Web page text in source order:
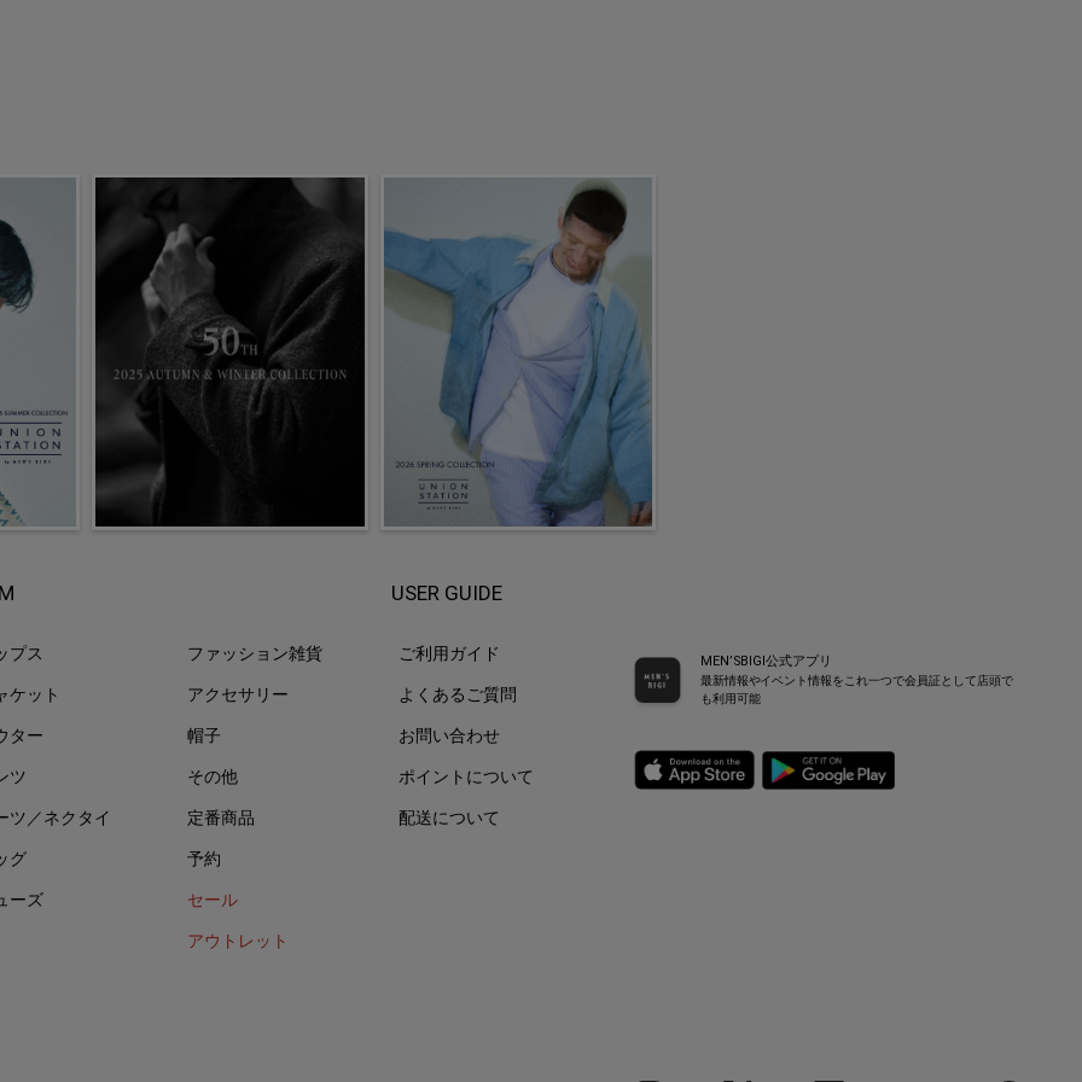
プス
ケット
ター
ツ
ツ／ネクタイ
グ
ーズ
ファッション雑貨
アクセサリー
帽子
その他
定番商品
予約
セール
アウトレット
USER GUIDE
ご利用ガイド
よくあるご質問
お問い合わせ
ポイントについて
配送について
MEN’SBIGI公式アプリ
最新情報やイベント情報をこれ一つで会員証として店頭で
も利用可能